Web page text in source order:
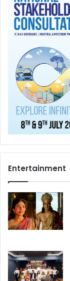
Entertainment